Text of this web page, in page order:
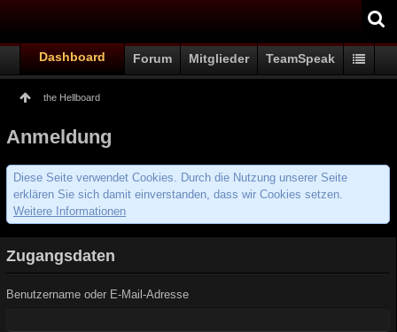
Dashboard Forum Mitglieder TeamSpeak
the Hellboard
Anmeldung
Diese Seite verwendet Cookies. Durch die Nutzung unserer Seite
erklären Sie sich damit einverstanden, dass wir Cookies setzen.
Weitere Informationen
Zugangsdaten
Benutzername oder E-Mail-Adresse